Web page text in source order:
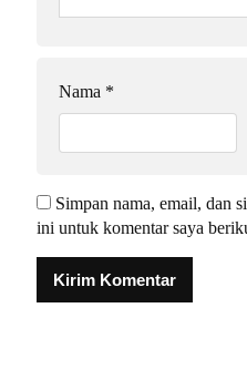
Nama *
Simpan nama, email, dan
ini untuk komentar saya